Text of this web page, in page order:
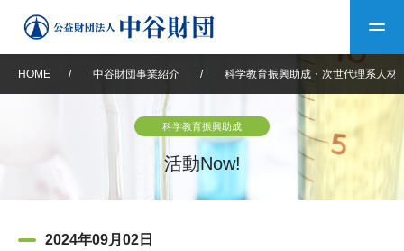
中谷財団について
HOME / 中谷財団事業紹介 / 科学教育振興助成・次世代理系人材
科学教育振興助成
活動Now!
2024年09月02日